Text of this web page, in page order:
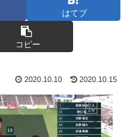
はてブ
コピー
2020.10.10 2020.10.15